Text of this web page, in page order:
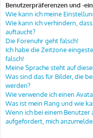
Benutzerpräferenzen und -
Wie kann ich meine
Wie kann ich verhindern,
auftaucht?
Die Forenuhr geht falsch!
Ich habe die Zeitzone
falsch!
Meine Sprache steht auf
Was sind das für Bilder, die
werden?
Wie verwende ich einen
Was ist mein Rang und wie
Wenn ich bei einem Benutzer
aufgefordert, mich